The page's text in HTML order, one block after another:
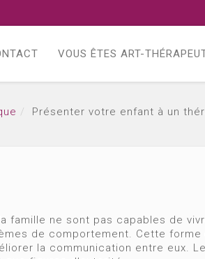
VOUS ÊTES ART-
Présenter votre enfant à un
famille ne sont pas capables de
de comportement. Cette forme
la communication entre eux.